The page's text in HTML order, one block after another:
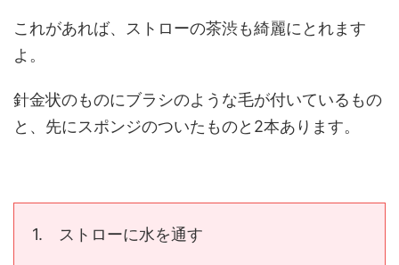
これがあれば、ストローの茶渋も綺麗にとれます
よ。
針金状のものにブラシのような毛が付いているもの
と、先にスポンジのついたものと2本あります。
1. ストローに水を通す